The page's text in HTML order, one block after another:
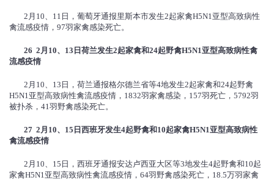
2月10、11日，葡萄牙通报里斯本市发生2起家禽H5N1亚型高致病性
禽流感疫情，97羽家禽感染死亡。
26 2 月 10、 13 日荷兰发生2起家禽和24起野禽H5N1亚型高致病性禽
流感疫情
2月10、13日，荷兰通报格尔德兰省等4地发生2起家禽和24起野禽
H5N1亚型高致病性禽流感疫情，1832羽家禽感染，157羽死亡，5792羽
被扑杀，41羽野禽感染死亡。
27 2 月 10、 15 日西班牙发生4起野禽和10起家禽H5N1亚型高致病性
禽流感疫情
2月10、15日，西班牙通报安达卢西亚大区等3地发生4起野禽和10起
家禽H5N1亚型高致病性禽流感疫情，64羽野禽感染死亡，18.5万羽家禽